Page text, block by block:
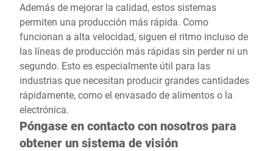
Además de mejorar la calidad, estos sistemas
permiten una producción más rápida. Como
funcionan a alta velocidad, siguen el ritmo incluso de
las líneas de producción más rápidas sin perder ni un
segundo. Esto es especialmente útil para las
industrias que necesitan producir grandes cantidades
rápidamente, como el envasado de alimentos o la
electrónica.
Póngase en contacto con nosotros para
obtener un sistema de visión